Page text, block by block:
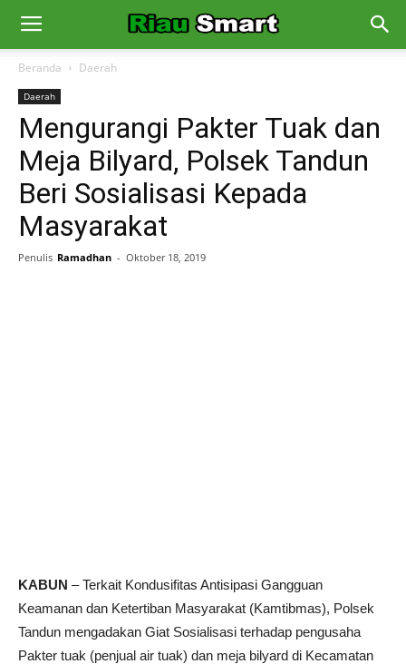
Beranda Daerah
Daerah
Mengurangi Pakter Tuak dan
Meja Bilyard, Polsek Tandun
Beri Sosialisasi Kepada
Masyarakat
Penulis Ramadhan - Oktober 18, 2019
KABUN – Terkait Kondusifitas Antisipasi Gangguan
Keamanan dan Ketertiban Masyarakat (Kamtibmas), Polsek
Tandun mengadakan Giat Sosialisasi terhadap pengusaha
Pakter tuak (penjual air tuak) dan meja bilyard di Kecamatan